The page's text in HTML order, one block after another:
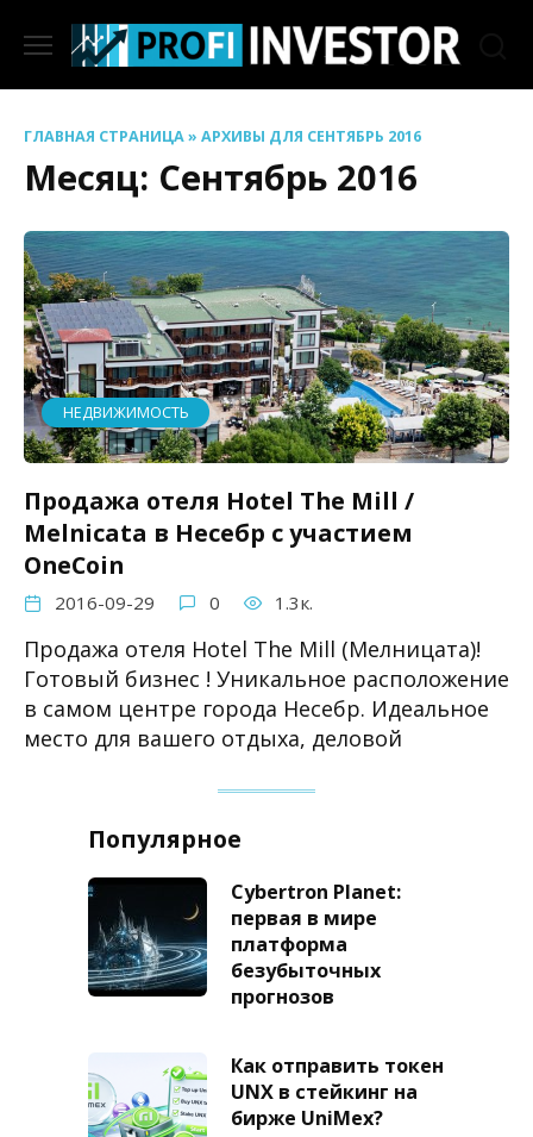
содержанию
ГЛАВНАЯ СТРАНИЦА» АРХИВЫ ДЛЯ СЕНТЯБРЬ 2016
Месяц: Сентябрь 2016
НЕДВИЖИМОСТЬ
Продажа отеля Hotel The Mill /
Melnicata в Несебр с участием
OneCoin
2016-09-29 0 1.3к.
Продажа отеля Hotel The Mill (Мелницата)!
Готовый бизнес ! Уникальное расположение
в самом центре города Несебр. Идеальное
место для вашего отдыха, деловой
Популярное
Cybertron Planet:
первая в мире
платформа
безубыточных
прогнозов
Как отправить токен
UNX в стейкинг на
бирже UniMex?